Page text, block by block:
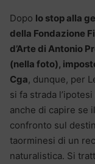
Dopo lo stop alla
della Fondazione
d’Arte di Antonio
(nella foto),
Cga, dunque, per
si fa strada
anche di capire se
confronto sul
taorminesi di un
naturalistica. Si